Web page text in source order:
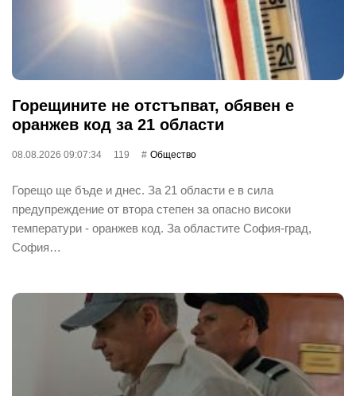
Горещините не отстъпват, обявен е
оранжев код за 21 области
08.08.2026 09:07:34 119 Общество
Горещо ще бъде и днес. За 21 области е в сила
предупреждение от втора степен за опасно високи
температури - оранжев код. За областите София-град,
София…